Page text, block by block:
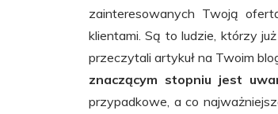
zainteresowanych Twoją
klientami. Są to ludzie, którzy
przeczytali artykuł na Twoim
znaczącym stopniu jest
przypadkowe, a co